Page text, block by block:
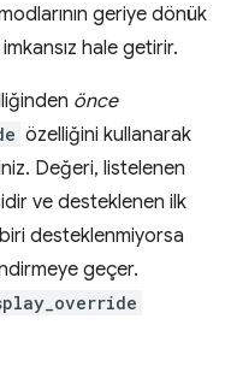
geriye dönük
hale getirir.
önce
özelliğini kullanarak
Değeri, listelenen
ve desteklenen ilk
desteklenmiyorsa
geçer.